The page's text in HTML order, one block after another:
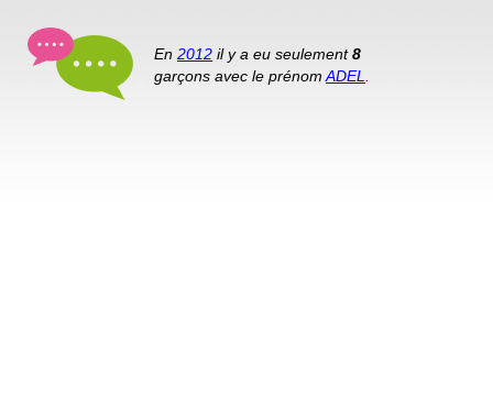
En 2012 il y a eu seulement8
garçons avec le prénom ADEL